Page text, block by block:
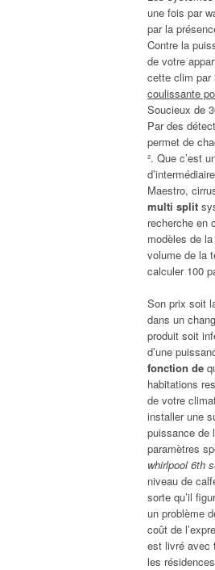
une fois par
par la
Contre la
de votre
cette clim par
coulissante
Soucieux de
Par des
permet de
². Que c’est
Maestro,
multi split
recherche en
modèles de
volume de la
calculer 100
Son prix soit
dans un
produit soit
d’une
fonction de
habitations
de votre
installer une
puissance de
paramètres
whirlpool 6th
niveau de
sorte qu’il
un problème
coût de
est livré avec
les